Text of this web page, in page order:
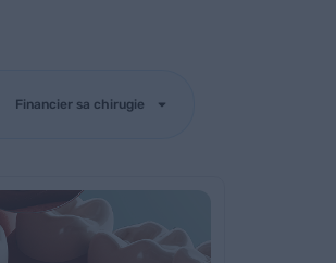
Financier sa chirugie